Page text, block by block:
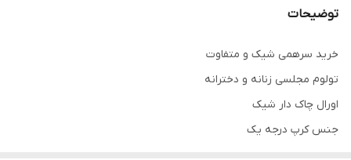
توضیحات
خرید سرهمی شیک و متفاوت
تولوم مجلسی زنانه و دخترانه
اورال چاک دار شیک
جنس کرپ درجه یک